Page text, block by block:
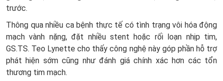
trước.
Thông qua nhiều ca bệnh thực tế có tình trạng vôi hóa động
mạch vành nặng, đặt nhiều stent hoặc rối loạn nhịp tim,
GS.TS. Teo Lynette cho thấy công nghệ này góp phần hỗ trợ
phát hiện sớm cũng như đánh giá chính xác hơn các tổn
thương tim mạch.